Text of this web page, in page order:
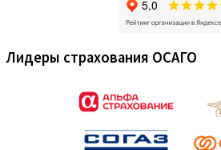
Лидеры страхования ОСАГО